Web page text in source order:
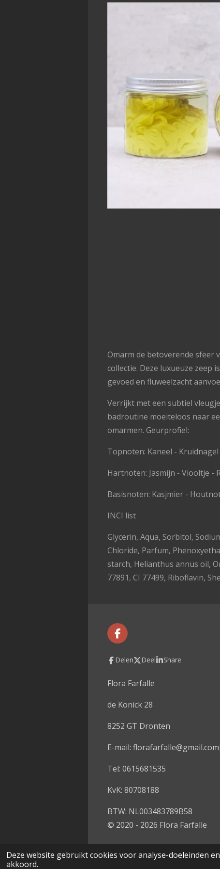
Deze website gebruikt cookies voor analyse-doeleinden
akkoord.
Omarm de betoverende sfeer
collectie. Deze luxueuze zeep
gevoed en fluweelzacht
Verrijkt met een subtiel
badroutine moeiteloos naar
omarmen. Geurprofiel:
Topnoten: Kaneel - Kruidnagel
Hartnoten: Jasmijn - Viooltje -
Basisnoten: Kasjmier -
INCI list
Glycerin, Aqua, Sorbitol,
Chloride, Parfum,
starch, Helianthus annus oil,
77891, CI 77499, Riboflavin,
F
a
c
e
o
k
Delen Deel Share
Flora Farfalle
de Konick 28
8252 GT Dronten
E-mail: florafarfalle@gmail.com
Tel: 0615681535
KvK: 80708188
BTW: NL003483789B58
© 2020 - 2026 Flora Farfalle